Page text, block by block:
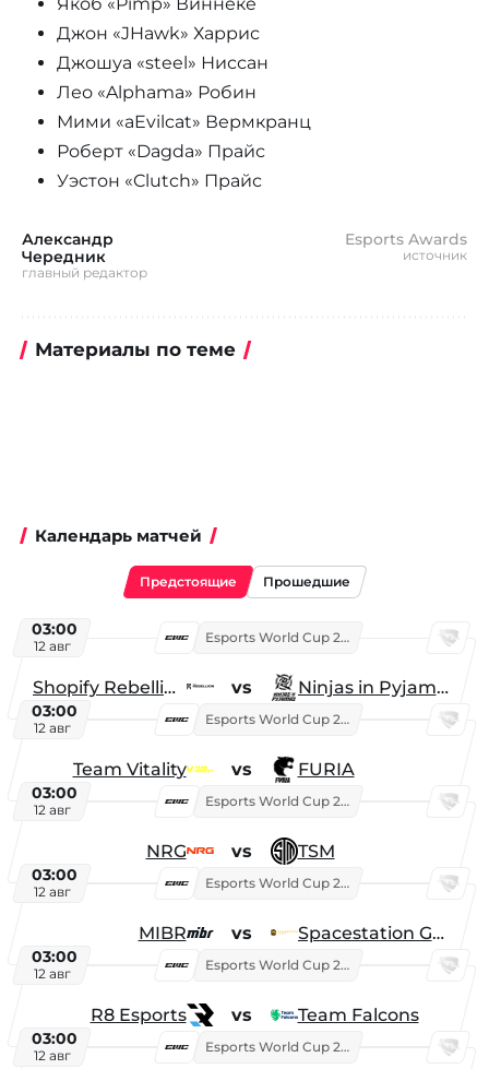
Джон «JHawk» Харрис
Джошуа «steel» Ниссан
Лео «Alphama» Робин
Мими «aEvilcat» Вермкранц
Роберт «Dagda» Прайс
Уэстон «Clutch» Прайс
Александр
Чередник
главный редактор
Esports Awards
источник
Материалы по теме
Календарь матчей
Предстоящие Прошедшие
03:00
12 авг
Esports World Cup 2026
Shopify Rebellion vs Ninjas in Pyjamas
03:00
12 авг
Esports World Cup 2026
Team Vitality vs FURIA
03:00
12 авг
Esports World Cup 2026
NRG vs TSM
03:00
12 авг
Esports World Cup 2026
MIBR vs Spacestation Gaming
03:00
12 авг
Esports World Cup 2026
R8 Esports vs Team Falcons
03:00
12 авг
Esports World Cup 2026